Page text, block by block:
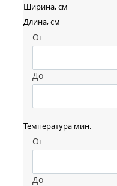
Ширина, см
Длина, см
От
До
Температура мин.
От
До